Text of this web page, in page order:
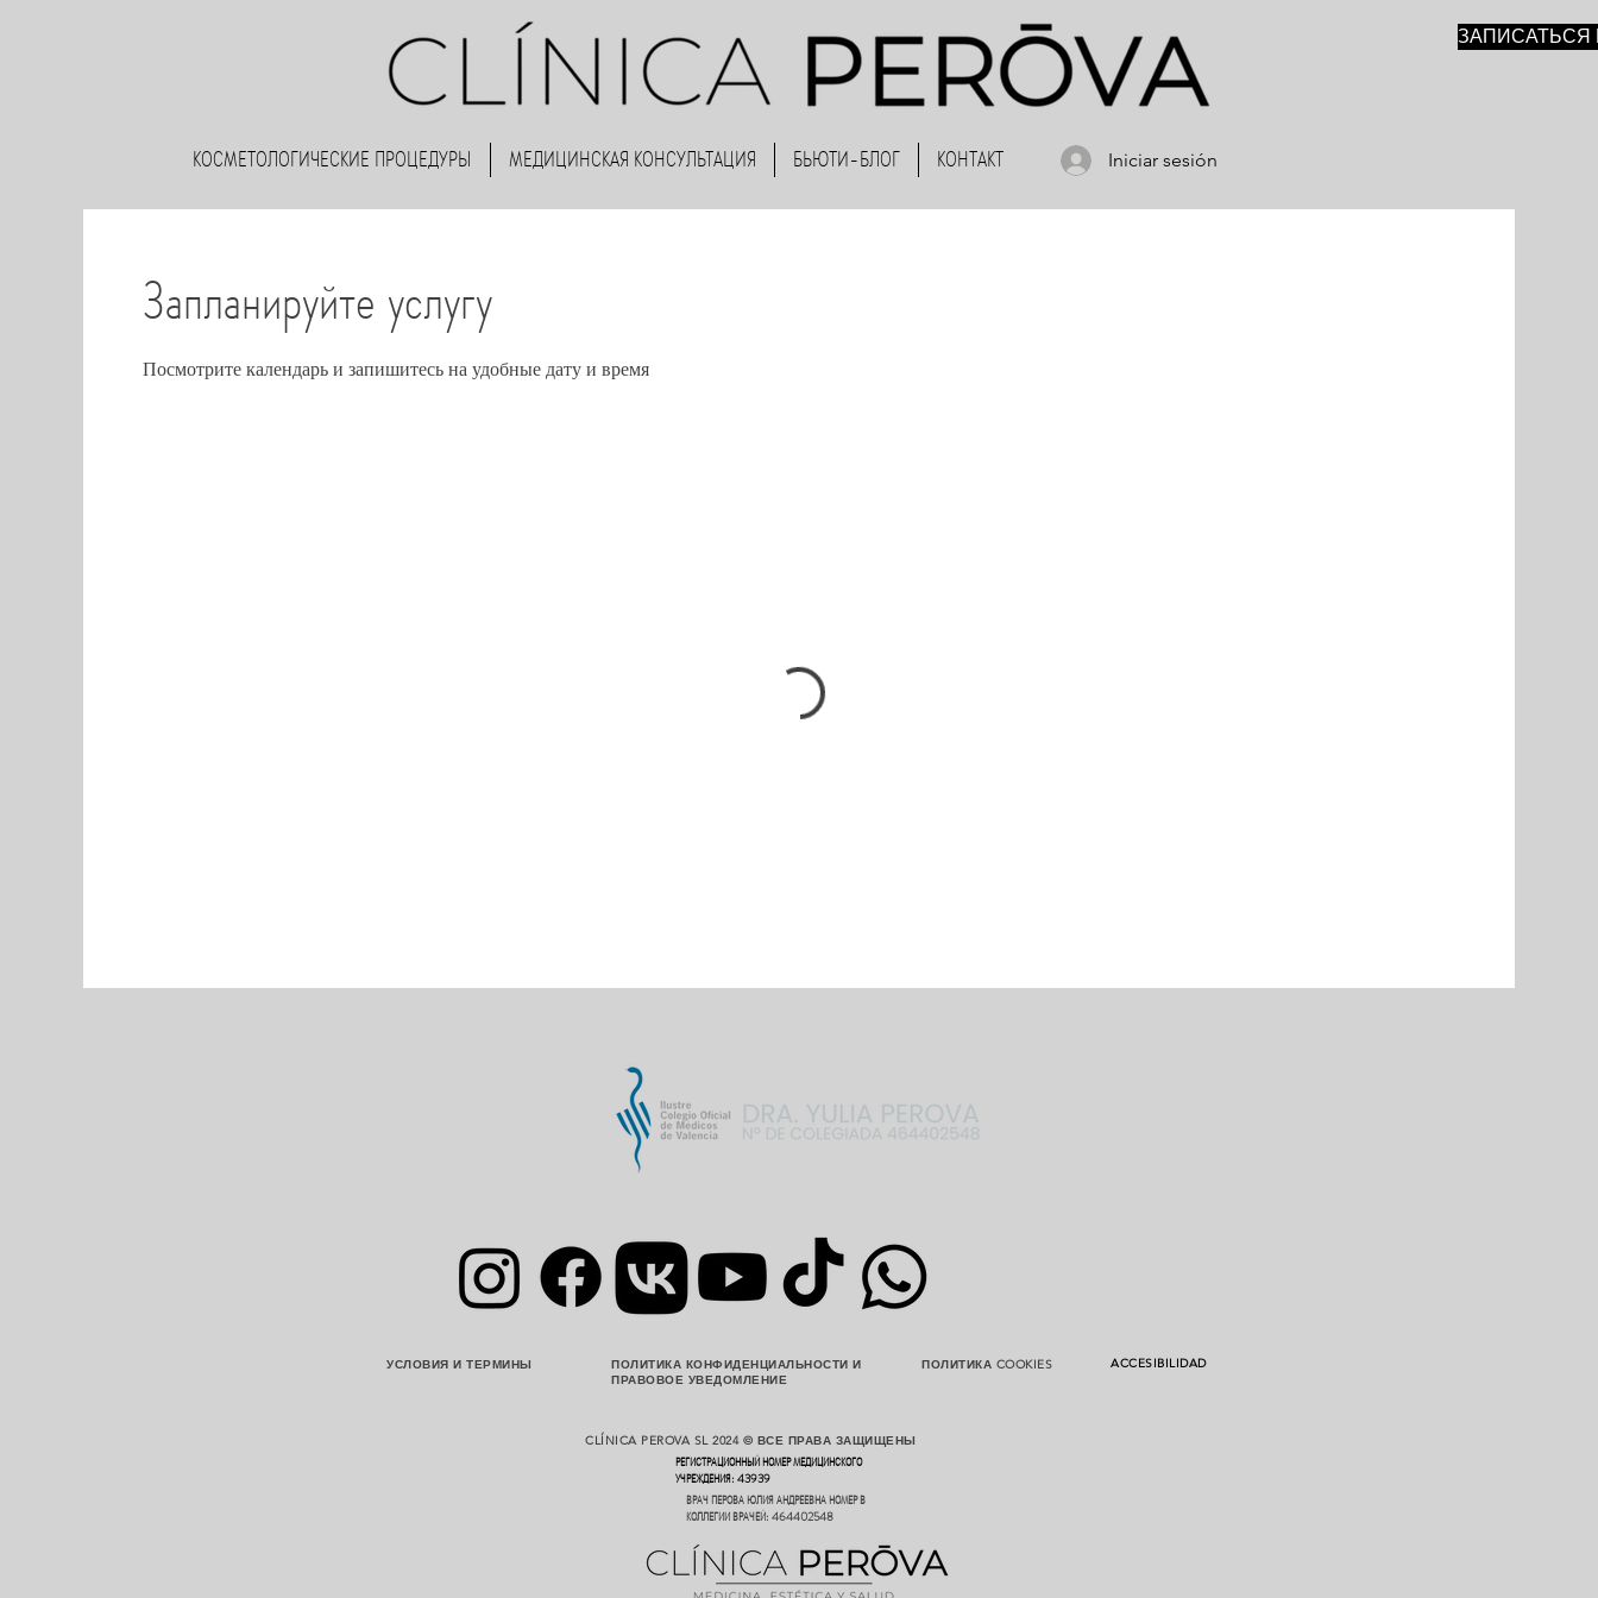
ЗАПИСАТЬСЯ
КОСМЕТОЛОГИЧЕСКИЕ ПРОЦЕДУРЫ МЕДИЦИНСКАЯ КОНСУЛЬТАЦИЯ БЬЮТИ-БЛОГ КОНТАКТ Iniciar sesión
Запланируйте услугу
Посмотрите календарь и запишитесь на удобные дату и время
УСЛОВИЯ И ТЕРМИНЫ
ПОЛИТИКА КОНФИДЕНЦИАЛЬНОСТИ И
ПРАВОВОЕ УВЕДОМЛЕНИЕ
ПОЛИТИКА COOKIES ACCESIBILIDAD
CLÍNICA PEROVA SL 2024 © ВСЕ ПРАВА ЗАЩИЩЕНЫ
РЕГИСТРАЦИОННЫЙ НОМЕР МЕДИЦИНСКОГО
УЧРЕЖДЕНИЯ: 43939
ВРАЧ ПЕРОВА ЮЛИЯ АНДРЕЕВНА НОМЕР В
КОЛЛЕГИИ ВРАЧЕЙ: 464402548